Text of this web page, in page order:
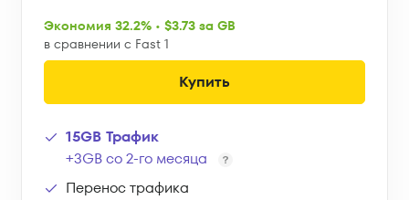
Экономия 32.2% • $3.73 за GB
в сравнении с Fast 1
Купить
15GB Трафик
+3GB со 2-го месяца
Перенос трафика